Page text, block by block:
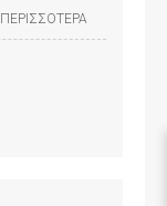
ΠΕΡΙΣΣΟΤΕΡΑ